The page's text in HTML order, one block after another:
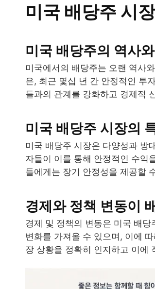
미국 배당주 시
미국 배당주의 역사
미국에서의 배당주는 오랜 역사
은, 최근 몇십 년 간 안정적인 투
들과의 관계를 강화하고 경제적
미국 배당주 시장의
미국 배당주 시장은 다양성과 방
자들이 이를 통해 안정적인 수익
들에게는 장기 안정성을 제공할
경제와 정책 변동이
경제 및 정책의 변동은 미국 배
변화를 가져올 수 있으며, 이에
장 상황을 정확히 인지하고 이에